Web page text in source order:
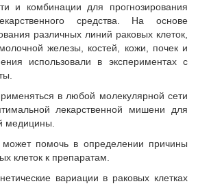
и комбинации для прогнозирования
средства. На основе
различных линий раковых клеток,
железы, костей, кожи, почек и
использовали в экспериментах с
в любой молекулярной сети
лекарственной мишени для
медицины.
может помочь в определении причины
клеток к препаратам.
вариации в раковых клетках